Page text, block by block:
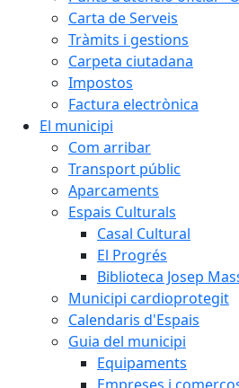
Carta de Serveis
Tràmits i gestions
Carpeta ciutadana
Impostos
Factura electrònica
El municipi
Com arribar
Transport públic
Aparcaments
Espais Culturals
Casal Cultural
El Progrés
Biblioteca Josep
Municipi cardioprotegit
Calendaris d'Espais
Guia del municipi
Equipaments